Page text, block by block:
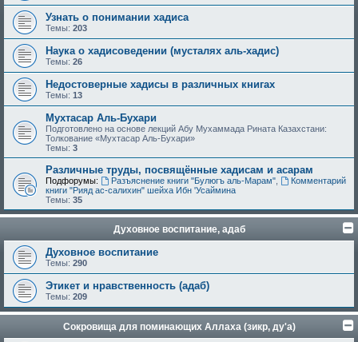
Узнать о понимании хадиса
Темы: 203
Наука о хадисоведении (мусталях аль-хадис)
Темы: 26
Недостоверные хадисы в различных книгах
Темы: 13
Мухтасар Аль-Бухари
Подготовлено на основе лекций Абу Мухаммада Рината Казахстани:
Толкование «Мухтасар Аль-Бухари»
Темы: 3
Различные труды, посвящённые хадисам и асарам
Подфорумы: Разъяснение книги "Булюгъ аль-Марам",
Комментарий
книги "Рияд ас-салихин" шейха Ибн 'Усаймина
Темы: 35
Духовное воспитание, адаб
Духовное воспитание
Темы: 290
Этикет и нравственность (адаб)
Темы: 209
Сокровища для поминающих Аллаха (зикр, ду'а)